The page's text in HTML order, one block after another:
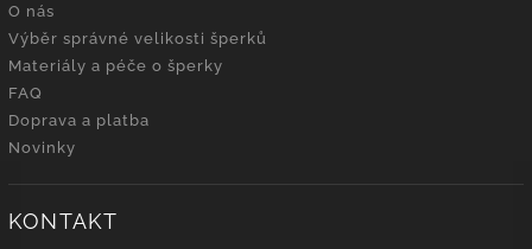
O nás
Výběr správné velikosti šperků
Materiály a péče o šperky
FAQ
Doprava a platba
Novinky
KONTAKT